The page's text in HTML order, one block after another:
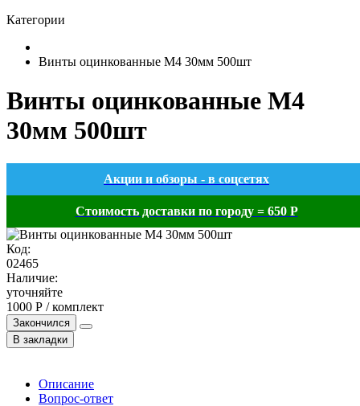
Категории
Винты оцинкованные М4 30мм 500шт
Винты оцинкованные М4
30мм 500шт
Акции и обзоры - в соцсетях
Стоимость доставки по городу = 650 Р
Код:
02465
Наличие:
уточняйте
1000 Р / комплект
Закончился
В закладки
Описание
Вопрос-ответ